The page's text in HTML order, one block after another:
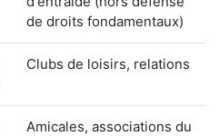
de droits fondamentaux)
Clubs de loisirs, relations
Amicales, associations du